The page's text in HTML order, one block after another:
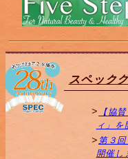
スペック
【協
ィ」を
第３
開催し